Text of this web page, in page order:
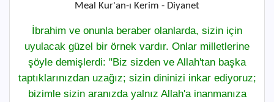
Meal Kur'an-ı Kerim - Diyanet
İbrahim ve onunla beraber olanlarda, sizin için
uyulacak güzel bir örnek vardır. Onlar milletlerine
şöyle demişlerdi: "Biz sizden ve Allah'tan başka
taptıklarınızdan uzağız; sizin dininizi inkar ediyoruz;
bizimle sizin aranızda yalnız Allah'a inanmanıza